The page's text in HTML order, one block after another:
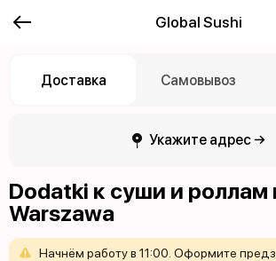
Global Sushi
Доставка Самовывоз
Укажите адрес →
Dodatki к суши и роллам
Warszawa
Начнём работув 11:00. Оформите